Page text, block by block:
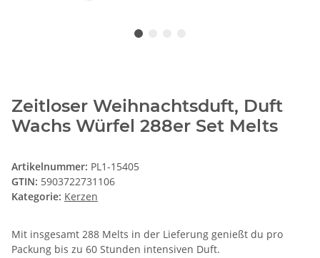
Zeitloser Weihnachtsduft, Duft
Wachs Würfel 288er Set Melts
Artikelnummer: PL1-15405
GTIN: 5903722731106
Kategorie: Kerzen
Mit insgesamt 288 Melts in der Lieferung genießt du pro
Packung bis zu 60 Stunden intensiven Duft.